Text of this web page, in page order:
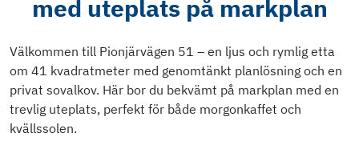
med uteplats på markplan
Välkommen till Pionjärvägen 51 – en ljus och rymlig etta
om 41 kvadratmeter med genomtänkt planlösning och en
privat sovalkov. Här bor du bekvämt på markplan med en
trevlig uteplats, perfekt för både morgonkaffet och
kvällssolen.